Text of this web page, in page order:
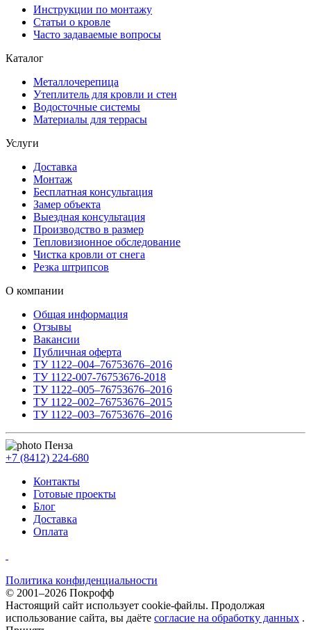
Инструкции по монтажу
Статьи о кровле
Часто задаваемые вопросы
Каталог
Металлочерепица
Утеплитель для кровли и стен
Водосточные системы
Материалы для террасы
Услуги
Доставка
Монтаж
Бесплатная консультация
Замер объекта
Выездная консультация
Производство в размер
Тепловизионное обследование
Чистка кровли от снега
Резка штрипсов
О компании
Общая информация
Отзывы
Вакансии
Публичная оферта
ТУ 1122–004–76753676–2016
ТУ 1122-007-76753676-2018
ТУ 1122–005–76753676–2016
ТУ 1122–002–76753676–2015
ТУ 1122–003–76753676–2016
Пенза
+7 (8412) 224-680
Контакты
Готовые проекты
Блог
Доставка
Оплата
Политика конфиденциальности
© 2001–2026 Покрофф
Настоящий сайт использует cookie-файлы. Продолжая
использование сайта, вы даёте согласие на обработку данных .